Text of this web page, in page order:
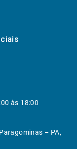
às 18:00
– PA,